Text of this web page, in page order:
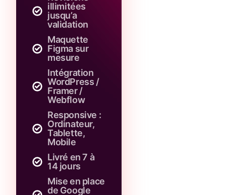
illimitées
jusqu’a
validation
Maquette
Figma sur
mesure
Intégration
WordPress /
Framer /
Webflow
Responsive :
Ordinateur,
Tablette,
Mobile
Livré en 7 à
14 jours
Mise en place
de Google